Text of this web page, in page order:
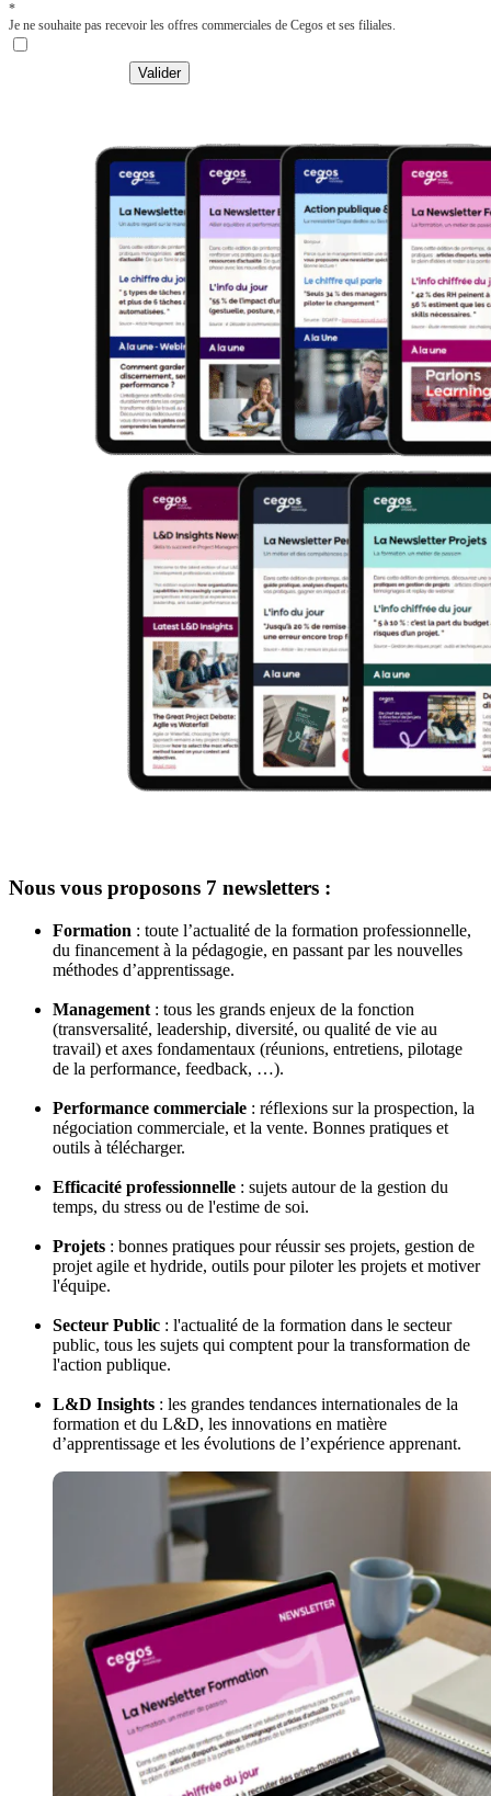
*
Je ne souhaite pas recevoir les offres commerciales de Cegos et ses filiales.
Valider
Nous vous proposons 7 newsletters :
Formation : toute l’actualité de la formation professionnelle,
du financement à la pédagogie, en passant par les nouvelles
méthodes d’apprentissage.
Management : tous les grands enjeux de la fonction
(transversalité, leadership, diversité, ou qualité de vie au
travail) et axes fondamentaux (réunions, entretiens, pilotage
de la performance, feedback, …).
Performance commerciale : réflexions sur la prospection, la
négociation commerciale, et la vente. Bonnes pratiques et
outils à télécharger.
Efficacité professionnelle : sujets autour de la gestion du
temps, du stress ou de l'estime de soi.
Projets : bonnes pratiques pour réussir ses projets, gestion de
projet agile et hydride, outils pour piloter les projets et motiver
l'équipe.
Secteur Public : l'actualité de la formation dans le secteur
public, tous les sujets qui comptent pour la transformation de
l'action publique.
L&D Insights : les grandes tendances internationales de la
formation et du L&D, les innovations en matière
d’apprentissage et les évolutions de l’expérience apprenant.